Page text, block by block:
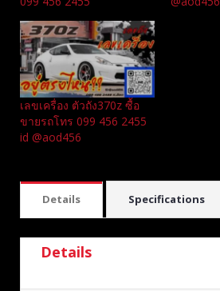
เลขเครื่อง ตัวถัง370z ซื้อ
ขายรถโทร 099 456 2455
id @aod456
Details Specifications
Details